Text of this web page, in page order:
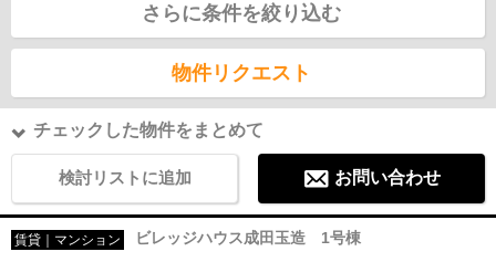
さらに条件を絞り込む
物件リクエスト
チェックした物件をまとめて
検討リストに追加 お問い合わせ
賃貸｜マンション ビレッジハウス成田玉造 1号棟